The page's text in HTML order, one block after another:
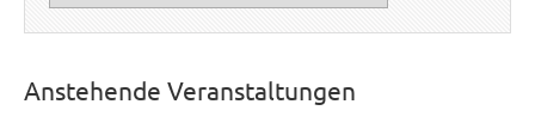
Anstehende Veranstaltungen